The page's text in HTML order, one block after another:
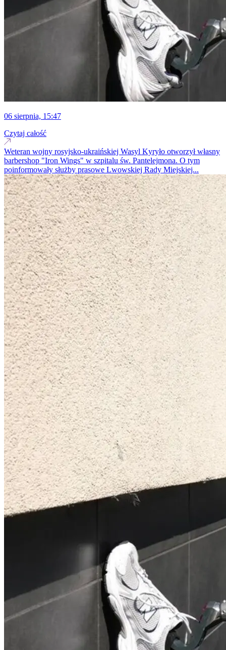
06 sierpnia, 15:47
Czytaj całość
Weteran wojny rosyjsko-ukraińskiej Wasyl Kyryło otworzył własny
barbershop "Iron Wings" w szpitalu św. Pantelejmona. O tym
poinformowały służby prasowe Lwowskiej Rady Miejskiej...